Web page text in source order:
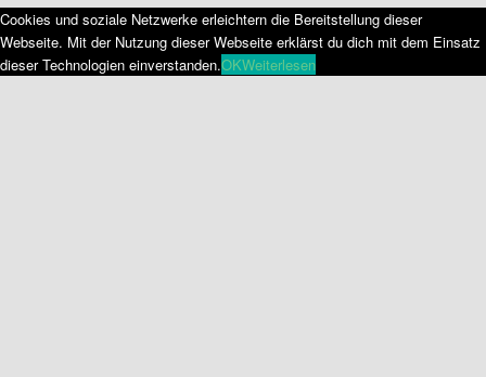
Cookies und soziale Netzwerke erleichtern die Bereitstellung dieser
Webseite. Mit der Nutzung dieser Webseite erklärst du dich mit dem Einsatz
dieser Technologien einverstanden.OKWeiterlesen